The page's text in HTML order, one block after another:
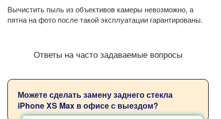
Вычистить пыль из объективов камеры невозможно, а
пятна на фото после такой эксплуатации гарантированы.
Ответы на часто задаваемые вопросы
Можете сделать замену заднего стекла
iPhone XS Max в офисе с выездом?